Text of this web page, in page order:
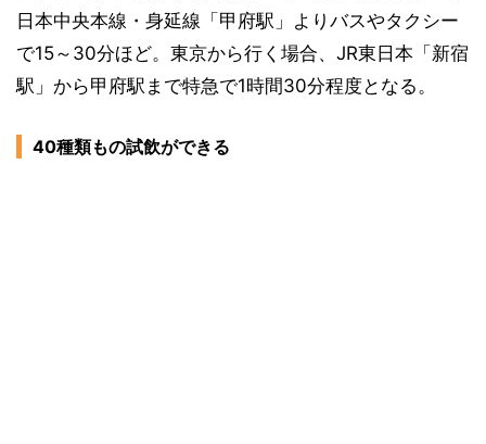
日本中央本線・身延線「甲府駅」よりバスやタクシー
で15～30分ほど。東京から行く場合、JR東日本「新宿
駅」から甲府駅まで特急で1時間30分程度となる。
40種類もの試飲ができる